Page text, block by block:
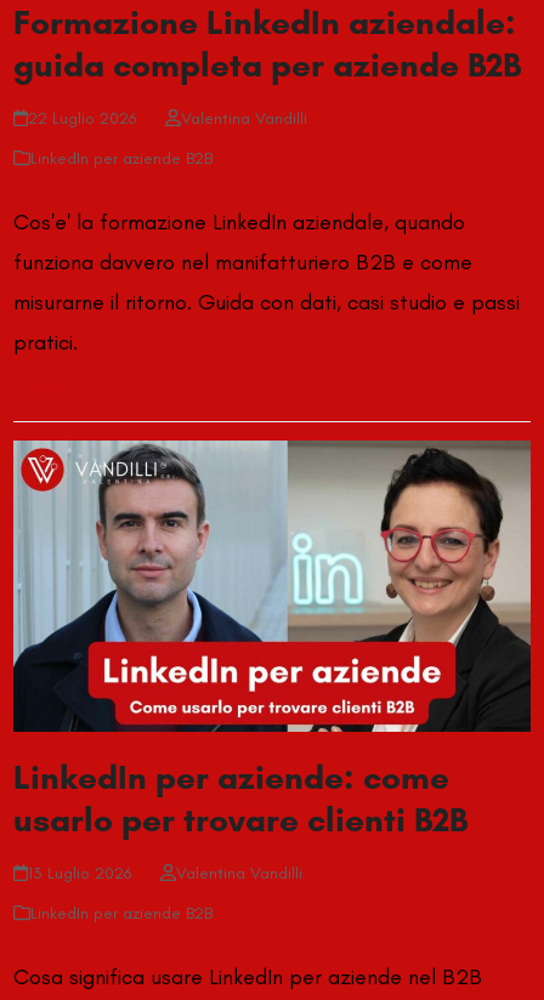
Formazione LinkedIn aziendale:
guida completa per aziende B2B
22 Luglio 2026
Valentina Vandilli
LinkedIn per aziende B2B
Cos'e' la formazione LinkedIn aziendale, quando
funziona davvero nel manifatturiero B2B e come
misurarne il ritorno. Guida con dati, casi studio e passi
pratici.
LinkedIn per aziende: come
usarlo per trovare clienti B2B
13 Luglio 2026
Valentina Vandilli
LinkedIn per aziende B2B
Cosa significa usare LinkedIn per aziende nel B2B